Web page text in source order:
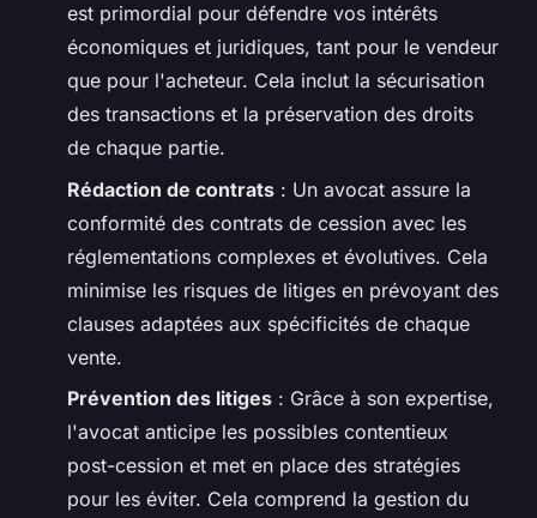
est primordial pour défendre vos intérêts
économiques et juridiques, tant pour le vendeur
que pour l'acheteur. Cela inclut la sécurisation
des transactions et la préservation des droits
de chaque partie.
Rédaction de contrats : Un avocat assure la
conformité des contrats de cession avec les
réglementations complexes et évolutives. Cela
minimise les risques de litiges en prévoyant des
clauses adaptées aux spécificités de chaque
vente.
Prévention des litiges : Grâce à son expertise,
l'avocat anticipe les possibles contentieux
post-cession et met en place des stratégies
pour les éviter. Cela comprend la gestion du